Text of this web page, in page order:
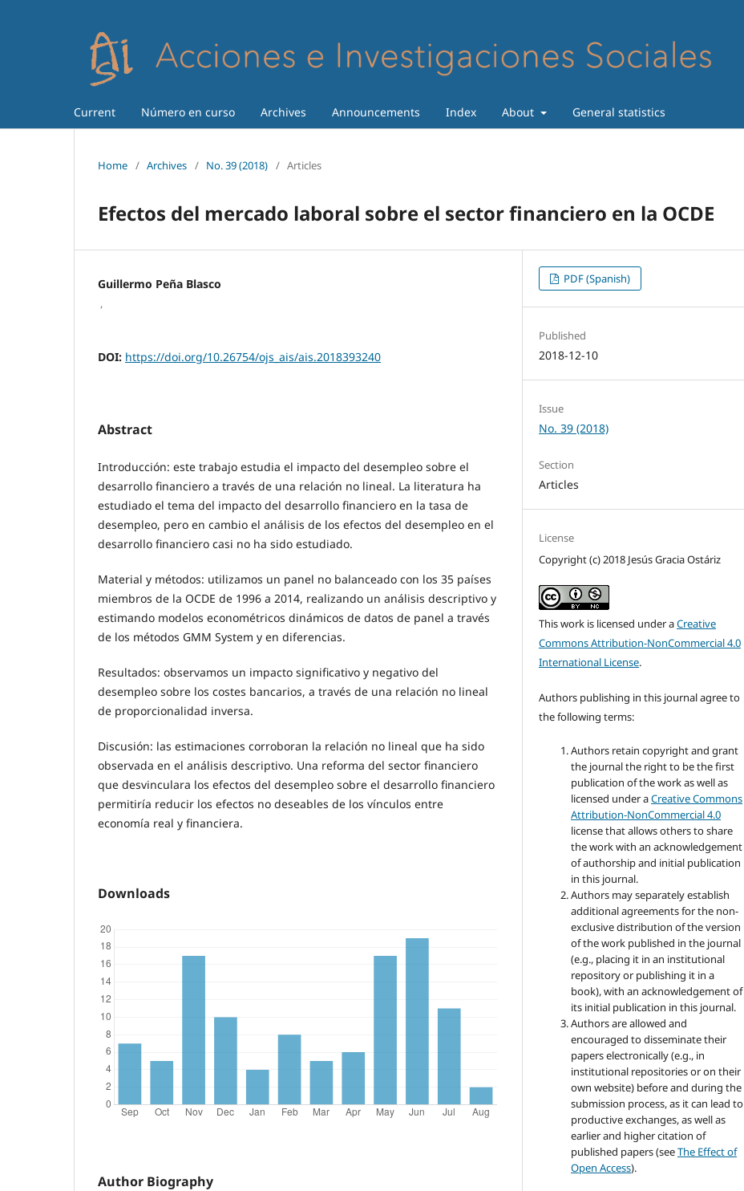
Current Número en curso Archives Announcements Index About General statistics
Home / Archives / No. 39 (2018) / Articles
Efectos del mercado laboral sobre el sector financiero en la OCDE
Guillermo Peña Blasco
,
DOI: https://doi.org/10.26754/ojs_ais/ais.2018393240
Abstract
Introducción: este trabajo estudia el impacto del desempleo sobre el
desarrollo financiero a través de una relación no lineal. La literatura ha
estudiado el tema del impacto del desarrollo financiero en la tasa de
desempleo, pero en cambio el análisis de los efectos del desempleo en el
desarrollo financiero casi no ha sido estudiado.
Material y métodos: utilizamos un panel no balanceado con los 35 países
miembros de la OCDE de 1996 a 2014, realizando un análisis descriptivo y
estimando modelos econométricos dinámicos de datos de panel a través
de los métodos GMM System y en diferencias.
Resultados: observamos un impacto significativo y negativo del
desempleo sobre los costes bancarios, a través de una relación no lineal
de proporcionalidad inversa.
Discusión: las estimaciones corroboran la relación no lineal que ha sido
observada en el análisis descriptivo. Una reforma del sector financiero
que desvinculara los efectos del desempleo sobre el desarrollo financiero
permitiría reducir los efectos no deseables de los vínculos entre
economía real y financiera.
Downloads
Author Biography
PDF (Spanish)
Published
2018-12-10
Issue
No. 39 (2018)
Section
Articles
License
Copyright (c) 2018 Jesús Gracia Ostáriz
This work is licensed under aCreative
Commons Attribution-NonCommercial 4.0
International License.
Authors publishing in this journal agree to
the following terms:
Authors retain copyright and grant
the journal the right to be the first
publication of the work as well as
licensed under aCreative Commons
Attribution-NonCommercial 4.0
license that allows others to share
the work with an acknowledgement
of authorship and initial publication
in this journal.
Authors may separately establish
additional agreements for the non-
exclusive distribution of the version
of the work published in the journal
(e.g., placing it in an institutional
repository or publishing it in a
book), with an acknowledgement of
its initial publication in this journal.
Authors are allowed and
encouraged to disseminate their
papers electronically (e.g., in
institutional repositories or on their
own website) before and during the
submission process, as it can lead to
productive exchanges, as well as
earlier and higher citation of
published papers (seeThe Effect of
Open Access).